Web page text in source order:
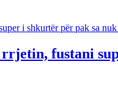
fustani